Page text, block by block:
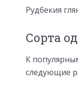
Рудбекия
Сорта
К
следующие